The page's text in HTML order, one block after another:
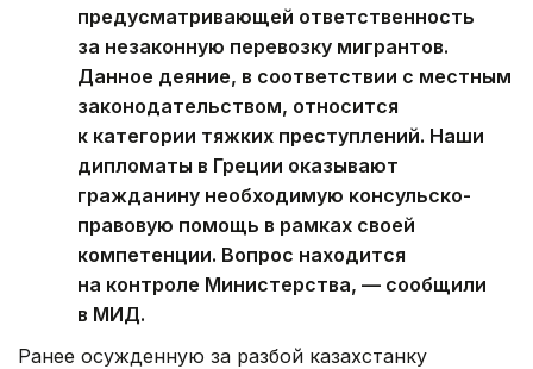
предусматривающей ответственность
за незаконную перевозку мигрантов.
Данное деяние, в соответствии с местным
законодательством, относится
к категории тяжких преступлений. Наши
дипломаты в Греции оказывают
гражданину необходимую консульско-
правовую помощь в рамках своей
компетенции. Вопрос находится
на контроле Министерства, — сообщили
в МИД.
Ранее осужденную за разбой казахстанку